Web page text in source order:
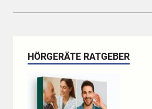
HÖRGERÄTE RATGEBER